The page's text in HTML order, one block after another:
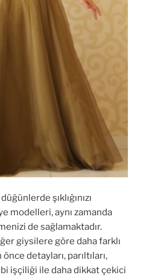
şıklığınızı
modelleri, aynı zamanda
de sağlamaktadır.
giysilere göre daha farklı
detayları, parıltıları,
işçiliği ile daha dikkat çekici